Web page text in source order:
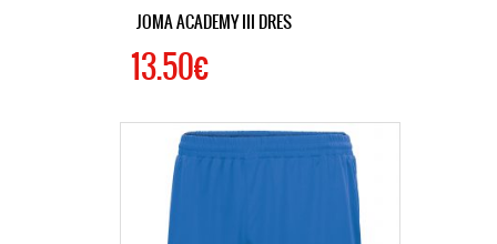
JOMA ACADEMY III DRES
13.50€